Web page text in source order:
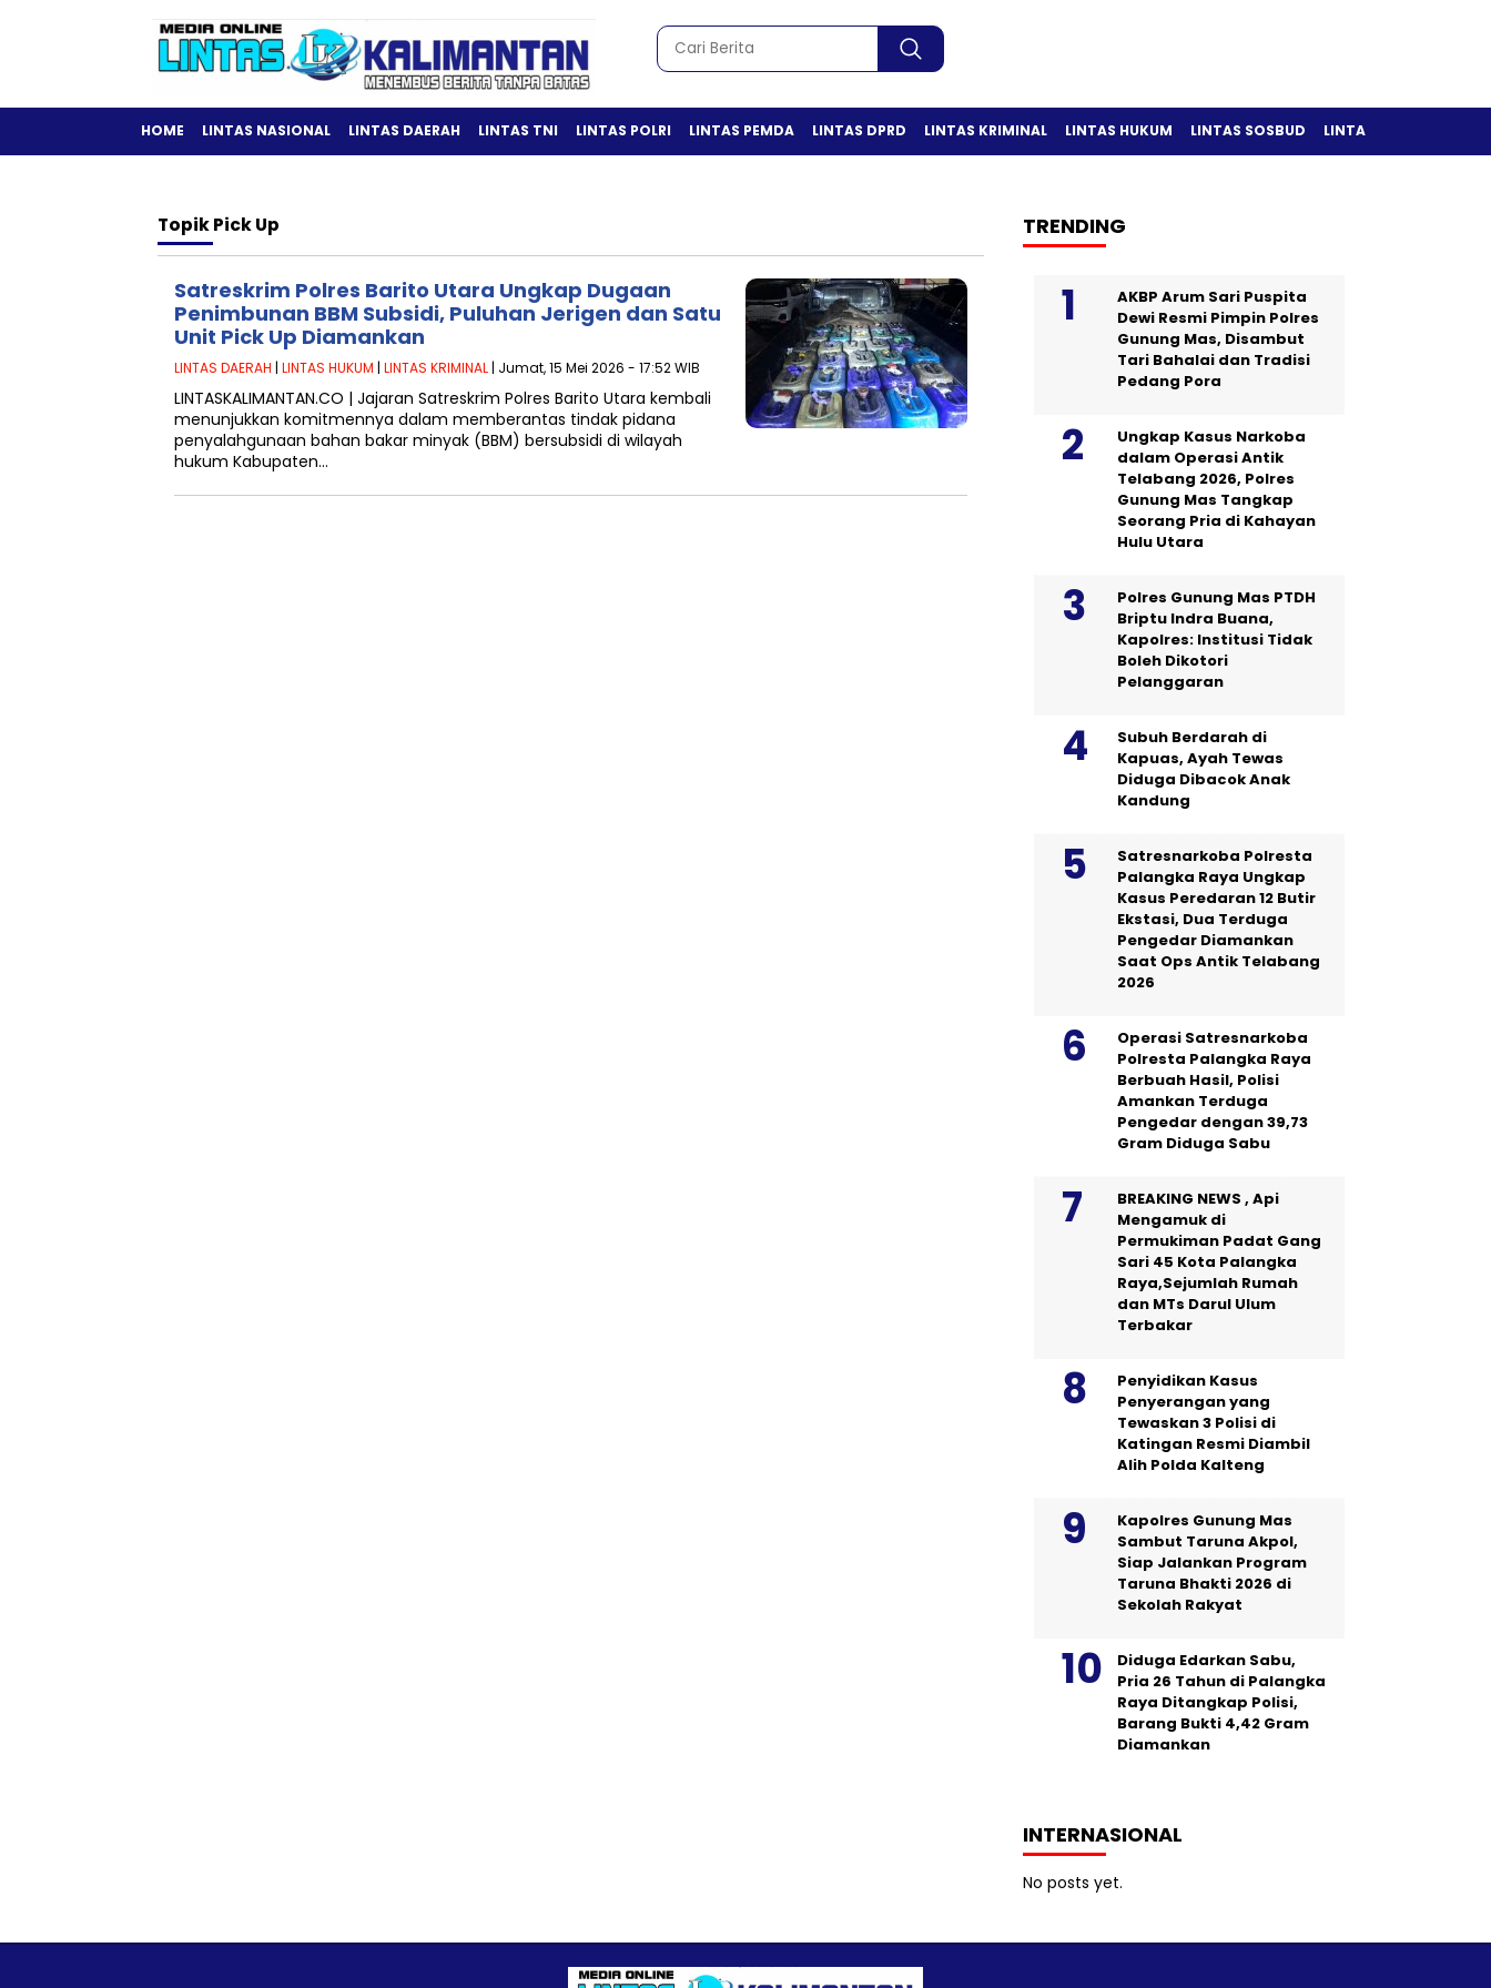
HOME LINTAS NASIONAL LINTAS DAERAH LINTAS TNI LINTAS POLRI LINTAS PEMDA LINTAS DPRD LINTAS KRIMINAL LINTAS HUKUM LINTAS SOSBUD LINTAS OLAH RAGA
TopikPick Up
Satreskrim Polres Barito Utara Ungkap Dugaan
Penimbunan BBM Subsidi, Puluhan Jerigen dan Satu
Unit Pick Up Diamankan
LINTAS DAERAH | LINTAS HUKUM | LINTAS KRIMINAL | Jumat, 15 Mei 2026 - 17:52 WIB
LINTASKALIMANTAN.CO | Jajaran Satreskrim Polres Barito Utara kembali
menunjukkan komitmennya dalam memberantas tindak pidana
penyalahgunaan bahan bakar minyak (BBM) bersubsidi di wilayah
hukum Kabupaten…
TRENDING
AKBP Arum Sari Puspita
Dewi Resmi Pimpin Polres
Gunung Mas, Disambut
Tari Bahalai dan Tradisi
Pedang Pora
Ungkap Kasus Narkoba
dalam Operasi Antik
Telabang 2026, Polres
Gunung Mas Tangkap
Seorang Pria di Kahayan
Hulu Utara
Polres Gunung Mas PTDH
Briptu Indra Buana,
Kapolres: Institusi Tidak
Boleh Dikotori
Pelanggaran
Subuh Berdarah di
Kapuas, Ayah Tewas
Diduga Dibacok Anak
Kandung
Satresnarkoba Polresta
Palangka Raya Ungkap
Kasus Peredaran 12 Butir
Ekstasi, Dua Terduga
Pengedar Diamankan
Saat Ops Antik Telabang
2026
Operasi Satresnarkoba
Polresta Palangka Raya
Berbuah Hasil, Polisi
Amankan Terduga
Pengedar dengan 39,73
Gram Diduga Sabu
BREAKING NEWS , Api
Mengamuk di
Permukiman Padat Gang
Sari 45 Kota Palangka
Raya,Sejumlah Rumah
dan MTs Darul Ulum
Terbakar
Penyidikan Kasus
Penyerangan yang
Tewaskan 3 Polisi di
Katingan Resmi Diambil
Alih Polda Kalteng
Kapolres Gunung Mas
Sambut Taruna Akpol,
Siap Jalankan Program
Taruna Bhakti 2026 di
Sekolah Rakyat
Diduga Edarkan Sabu,
Pria 26 Tahun di Palangka
Raya Ditangkap Polisi,
Barang Bukti 4,42 Gram
Diamankan
INTERNASIONAL
No posts yet.